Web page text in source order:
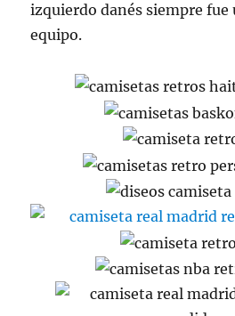
izquierdo danés siempre fue
equipo.